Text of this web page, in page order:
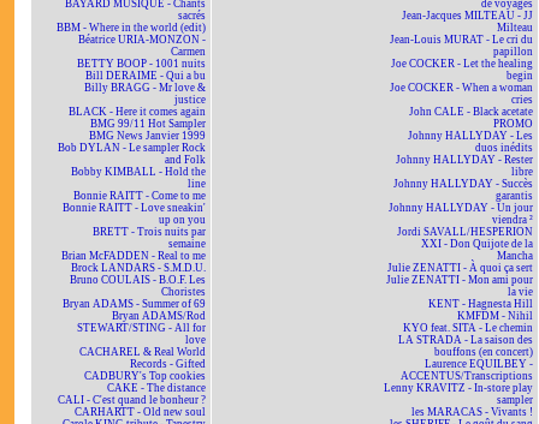
BAYARD MUSIQUE - Chants
sacrés
BBM - Where in the world (edit)
Béatrice URIA-MONZON -
Carmen
BETTY BOOP - 1001 nuits
Bill DERAIME - Qui a bu
Billy BRAGG - Mr love &
justice
BLACK - Here it comes again
BMG 99/11 Hot Sampler
BMG News Janvier 1999
Bob DYLAN - Le sampler Rock
and Folk
Bobby KIMBALL - Hold the
line
Bonnie RAITT - Come to me
Bonnie RAITT - Love sneakin'
up on you
BRETT - Trois nuits par
semaine
Brian McFADDEN - Real to me
Brock LANDARS - S.M.D.U.
Bruno COULAIS - B.O.F. Les
Choristes
Bryan ADAMS - Summer of 69
Bryan ADAMS/Rod
STEWART/STING - All for
love
CACHAREL & Real World
Records - Gifted
CADBURY's Top cookies
CAKE - The distance
CALI - C'est quand le bonheur ?
CARHARTT - Old new soul
de voyages
Jean-Jacques MILTEAU - JJ
Milteau
Jean-Louis MURAT - Le cri du
papillon
Joe COCKER - Let the healing
begin
Joe COCKER - When a woman
cries
John CALE - Black acetate
PROMO
Johnny HALLYDAY - Les
duos inédits
Johnny HALLYDAY - Rester
libre
Johnny HALLYDAY - Succès
garantis
Johnny HALLYDAY - Un jour
viendra ²
Jordi SAVALL/HESPERION
XXI - Don Quijote de la
Mancha
Julie ZENATTI - À quoi ça sert
Julie ZENATTI - Mon ami pour
la vie
KENT - Hagnesta Hill
KMFDM - Nihil
KYO feat. SITA - Le chemin
LA STRADA - La saison des
bouffons (en concert)
Laurence EQUILBEY -
ACCENTUS/Transcriptions
Lenny KRAVITZ - In-store play
sampler
les MARACAS - Vivants !